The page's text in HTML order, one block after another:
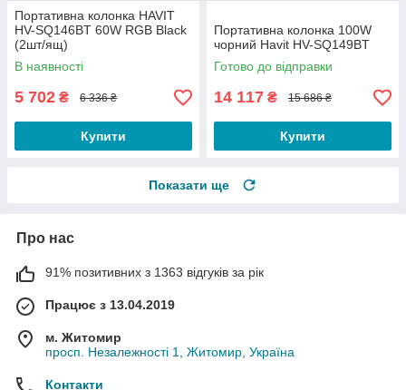
Портативна колонка HAVIT
HV-SQ146BT 60W RGB Black
(2шт/ящ)
В наявності
5 702 ₴ 6 336 ₴
Купити
Портативна колонка 100W
чорний Havit HV-SQ149BT
Готово до відправки
14 117 ₴ 15 686 ₴
Купити
Показати ще
Про нас
91% позитивних з 1363 відгуків за рік
Працює з 13.04.2019
м. Житомир
просп. Незалежності 1, Житомир, Україна
Контакти